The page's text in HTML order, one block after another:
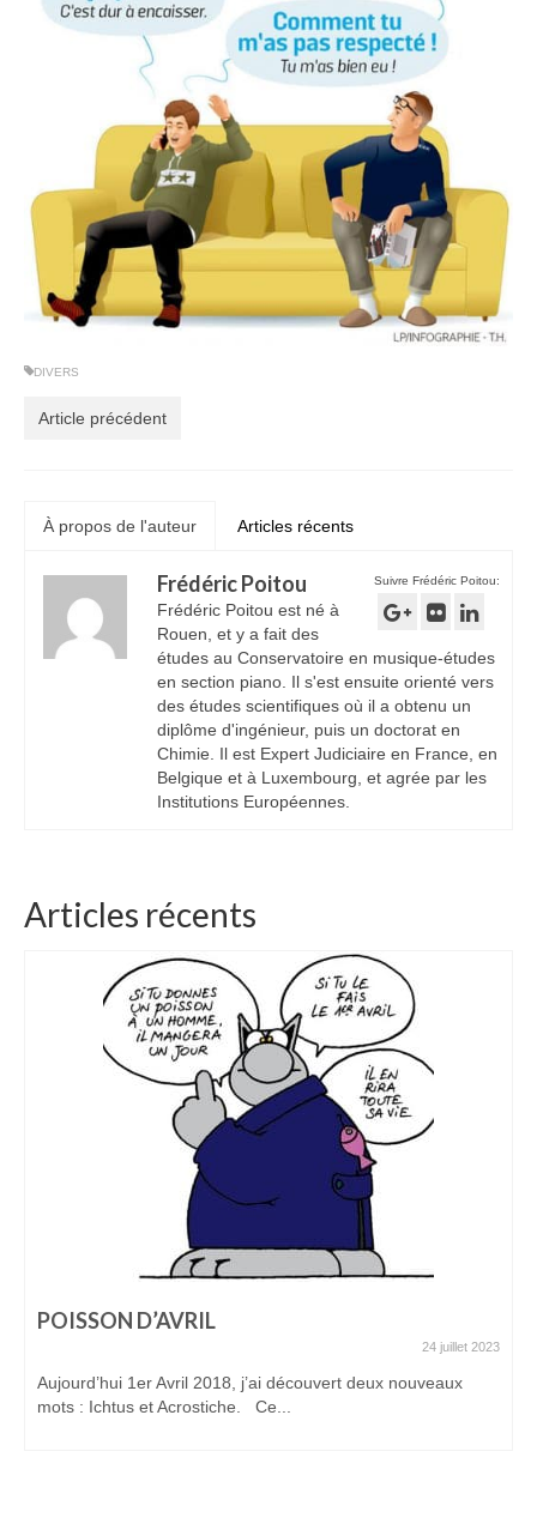
DIVERS
Article précédent
À propos de l'auteur Articles récents
Suivre Frédéric Poitou:
Frédéric Poitou
Frédéric Poitou est né à
Rouen, et y a fait des
études au Conservatoire en musique-études
en section piano. Il s'est ensuite orienté vers
des études scientifiques où il a obtenu un
diplôme d'ingénieur, puis un doctorat en
Chimie. Il est Expert Judiciaire en France, en
Belgique et à Luxembourg, et agrée par les
Institutions Européennes.
Articles récents
POISSON D’AVRIL
24 juillet 2023
Aujourd’hui 1er Avril 2018, j’ai découvert deux nouveaux
mots : Ichtus et Acrostiche. Ce...